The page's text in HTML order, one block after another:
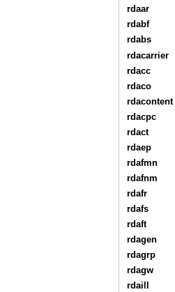
rdaar
rdabf
rdabs
rdacarrier
rdacc
rdaco
rdacontent
rdacpc
rdact
rdaep
rdafmn
rdafnm
rdafr
rdafs
rdaft
rdagen
rdagrp
rdagw
rdaill